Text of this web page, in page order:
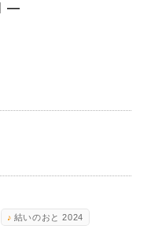
結いのおと 2024